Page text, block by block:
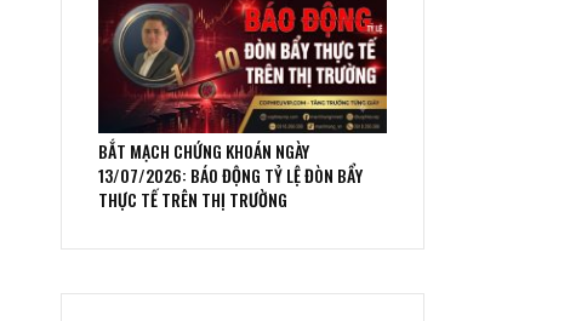
BẮT MẠCH CHỨNG KHOÁN NGÀY
13/07/2026: BÁO ĐỘNG TỶ LỆ ĐÒN BẨY
THỰC TẾ TRÊN THỊ TRƯỜNG